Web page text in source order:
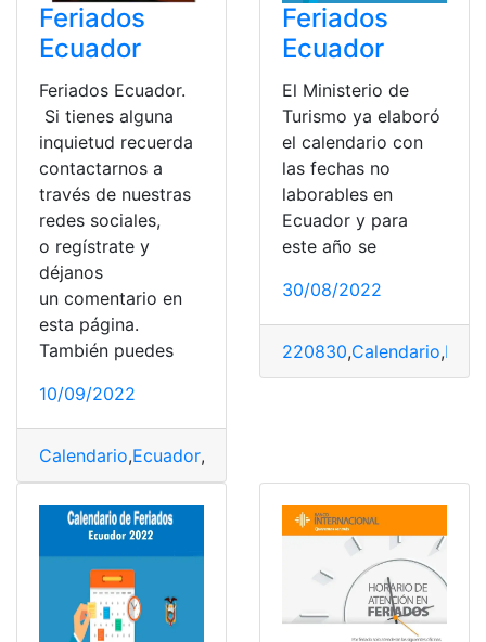
Feriados
Ecuador
Feriados Ecuador.
Si tienes alguna
inquietud recuerda
contactarnos a
través de nuestras
redes sociales,
o regístrate y
déjanos
un comentario en
esta página.
También puedes
10/09/2022
Calendario,Ecuador,
Feriados
Ecuador
El Ministerio de
Turismo ya elaboró
el calendario con
las fechas no
laborables en
Ecuador y para
este año se
30/08/2022
220830,Calendario,